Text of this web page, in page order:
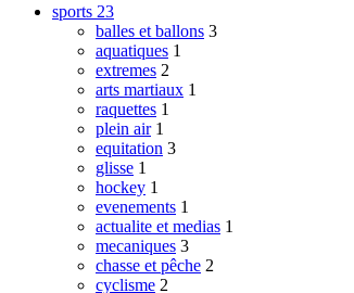
sports 23
balles et ballons 3
aquatiques 1
extremes 2
arts martiaux 1
raquettes 1
plein air 1
equitation 3
glisse 1
hockey 1
evenements 1
actualite et medias 1
mecaniques 3
chasse et pêche 2
cyclisme 2